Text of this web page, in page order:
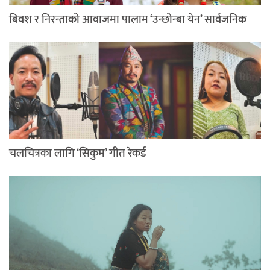
बिवश र निरन्ताको आवाजमा पालाम ‘उन्छोन्बा येन’ सार्वजनिक
चलचित्रका लागि ‘सिकुम’ गीत रेकर्ड